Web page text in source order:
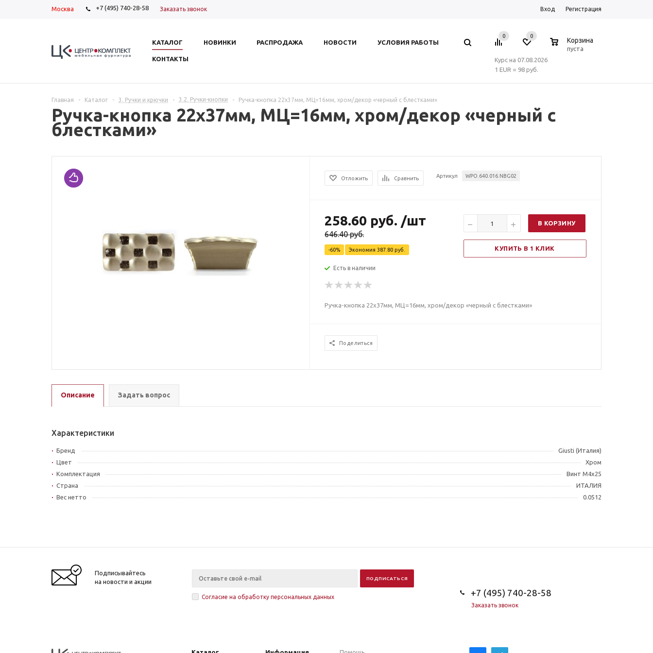
Москва +7 (495) 740-28-58 Заказать звонок Вход Регистрация
КАТАЛОГ НОВИНКИ РАСПРОДАЖА НОВОСТИ УСЛОВИЯ РАБОТЫ
КОНТАКТЫ
0 0
Корзина
пуста
Курс на 07.08.2026
1 EUR = 98 руб.
Главная - Каталог - 3. Ручки и крючки - 3.2. Ручки-кнопки - Ручка-кнопка 22х37мм, МЦ=16мм, хром/декор «черный с блестками»
Ручка-кнопка 22х37мм, МЦ=16мм, хром/декор «черный с
блестками»
Отложить Сравнить Артикул WPO.640.016.NBG02
258.60 руб. /шт
646.40руб.
-60% Экономия387.80 руб.
Есть в наличии
В КОРЗИНУ
КУПИТЬ В 1 КЛИК
Ручка-кнопка 22х37мм, МЦ=16мм, хром/декор «черный с блестками»
Поделиться
Описание Задать вопрос
Характеристики
Бренд
Giusti (Италия)
Цвет
Хром
Комплектация
Винт М4x25
Страна
ИТАЛИЯ
Вес нетто
0.0512
Подписывайтесь
на новости и акции
Согласие на обработку персональных данных +7 (495) 740-28-58
Заказать звонок